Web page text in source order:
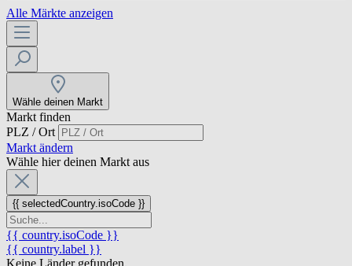
Alle Märkte anzeigen
Wähle deinen Markt
Markt finden
PLZ / Ort
Markt ändern
Wähle hier deinen Markt aus
{{ selectedCountry.isoCode }}
{{ country.isoCode }}
{{ country.label }}
Keine Länder gefunden.